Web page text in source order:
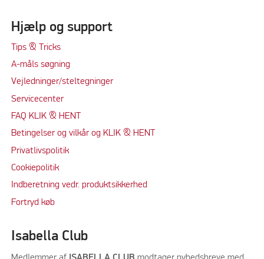
Hjælp og support
Tips & Tricks
A-måls søgning
Vejledninger/steltegninger
Servicecenter
FAQ KLIK & HENT
Betingelser og vilkår og KLIK & HENT
Privatlivspolitik
Cookiepolitik
Indberetning vedr. produktsikkerhed
Fortryd køb
Isabella Club